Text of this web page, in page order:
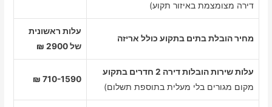
דירה מצומצמת באיזור תקוע)
מחיר הובלת בתים בתקוע כולל אריזה
עלות ראשונית
של 2900 ₪
עלות שירות הובלות דירה 2 חדרים בתקוע
מקום מגורים בלי מעלית בתוספת תשלום)
710-1590 ₪